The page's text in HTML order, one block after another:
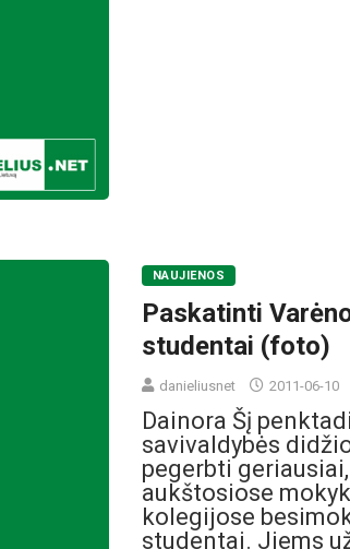
NAUJIENOS
Paskatinti
studentai (foto)
danieliusnet 2011-06-10
Dainora Šį
savivaldybės
pegerbti
aukštosiose
kolegijose
studentai. Jiems